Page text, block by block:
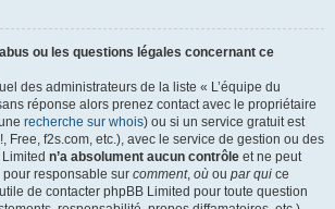
ou les questions légales concernant ce
des administrateurs de la liste « L’équipe du
réponse alors prenez contact avec le propriétaire
recherche sur whois) ou si un service gratuit est
Free, f2s.com, etc.), avec le service de gestion ou des
n’a absolument aucun contrôle et ne peut
responsable sur comment, où ou par qui ce
de contacter phpBB Limited pour toute question